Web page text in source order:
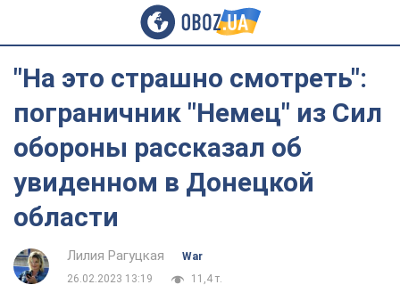
"На это страшно смотреть":
пограничник "Немец" из Сил
обороны рассказал об
увиденном в Донецкой
области
Лилия Рагуцкая
War
26.02.2023 13:19
11,4 т.